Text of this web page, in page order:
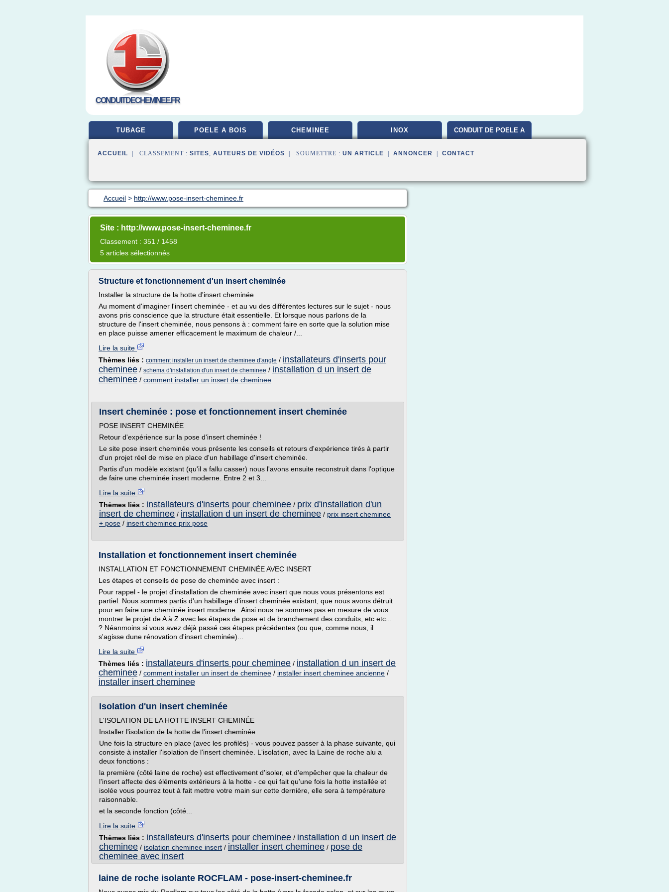
CONDUITDECHEMINEE.FR
TUBAGE POELE A BOIS CHEMINEE INOX CONDUIT DE POELE A
ACCUEIL | CLASSEMENT : SITES, AUTEURS DE VIDÉOS | SOUMETTRE : UN ARTICLE ANNONCER CONTACT
Accueil > http://www.pose-insert-cheminee.fr
Site : http://www.pose-insert-cheminee.fr
Classement : 351 / 1458
5 articles sélectionnés
Structure et fonctionnement d'un insert cheminée
Installer la structure de la hotte d'insert cheminée
Au moment d'imaginer l'insert cheminée - et au vu des différentes lectures sur le sujet - nous
avons pris conscience que la structure était essentielle. Et lorsque nous parlons de la
structure de l'insert cheminée, nous pensons à : comment faire en sorte que la solution mise
en place puisse amener efficacement le maximum de chaleur /...
Lire la suite
Thèmes liés : comment installer un insert de cheminee d'angle / installateurs d'inserts pour
cheminee / schema d'installation d'un insert de cheminee / installation d un insert de
cheminee / comment installer un insert de cheminee
Insert cheminée : pose et fonctionnement insert cheminée
POSE INSERT CHEMINÉE
Retour d'expérience sur la pose d'insert cheminée !
Le site pose insert cheminée vous présente les conseils et retours d'expérience tirés à partir
d'un projet réel de mise en place d'un habillage d'insert cheminée.
Partis d'un modèle existant (qu'il a fallu casser) nous l'avons ensuite reconstruit dans l'optique
de faire une cheminée insert moderne. Entre 2 et 3...
Lire la suite
Thèmes liés : installateurs d'inserts pour cheminee / prix d'installation d'un
insert de cheminee / installation d un insert de cheminee / prix insert cheminee
+ pose / insert cheminee prix pose
Installation et fonctionnement insert cheminée
INSTALLATION ET FONCTIONNEMENT CHEMINÉE AVEC INSERT
Les étapes et conseils de pose de cheminée avec insert :
Pour rappel - le projet d'installation de cheminée avec insert que nous vous présentons est
partiel. Nous sommes partis d'un habillage d'insert cheminée existant, que nous avons détruit
pour en faire une cheminée insert moderne . Ainsi nous ne sommes pas en mesure de vous
montrer le projet de A à Z avec les étapes de pose et de branchement des conduits, etc etc...
? Néanmoins si vous avez déjà passé ces étapes précédentes (ou que, comme nous, il
s'agisse dune rénovation d'insert cheminée)...
Lire la suite
Thèmes liés : installateurs d'inserts pour cheminee / installation d un insert de
cheminee / comment installer un insert de cheminee / installer insert cheminee ancienne /
installer insert cheminee
Isolation d'un insert cheminée
L'ISOLATION DE LA HOTTE INSERT CHEMINÉE
Installer l'isolation de la hotte de l'insert cheminée
Une fois la structure en place (avec les profilés) - vous pouvez passer à la phase suivante, qui
consiste à installer l'isolation de l'insert cheminée. L'isolation, avec la Laine de roche alu a
deux fonctions :
la première (côté laine de roche) est effectivement d'isoler, et d'empêcher que la chaleur de
l'insert affecte des éléments extérieurs à la hotte - ce qui fait qu'une fois la hotte installée et
isolée vous pourrez tout à fait mettre votre main sur cette dernière, elle sera à température
raisonnable.
et la seconde fonction (côté...
Lire la suite
Thèmes liés : installateurs d'inserts pour cheminee / installation d un insert de
cheminee / isolation cheminee insert / installer insert cheminee / pose de
cheminee avec insert
laine de roche isolante ROCFLAM - pose-insert-cheminee.fr